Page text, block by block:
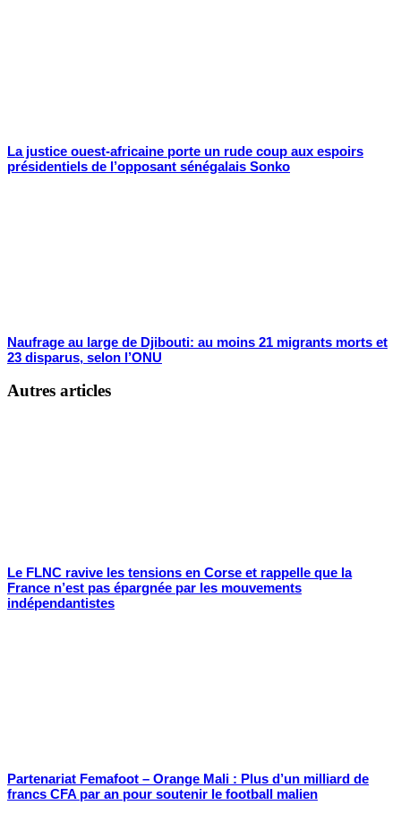
La justice ouest-africaine porte un rude coup aux espoirs
présidentiels de l’opposant sénégalais Sonko
Naufrage au large de Djibouti: au moins 21 migrants morts et
23 disparus, selon l’ONU
Autres articles
Le FLNC ravive les tensions en Corse et rappelle que la
France n’est pas épargnée par les mouvements
indépendantistes
Partenariat Femafoot – Orange Mali : Plus d’un milliard de
francs CFA par an pour soutenir le football malien